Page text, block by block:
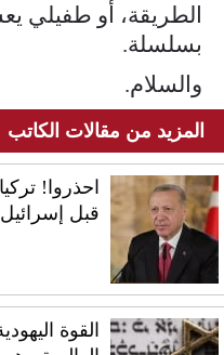
الطريقة، أو طفيلي
بسلسلة.
والسلام.
المزيد من مقالات الكاتب
احذروا!
قبل
القوة